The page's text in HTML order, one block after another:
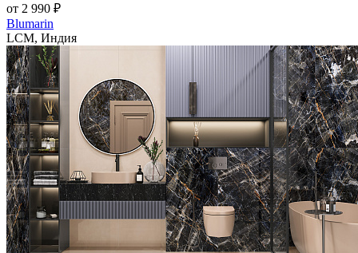
от 2 990 ₽
Blumarin
LCM, Индия